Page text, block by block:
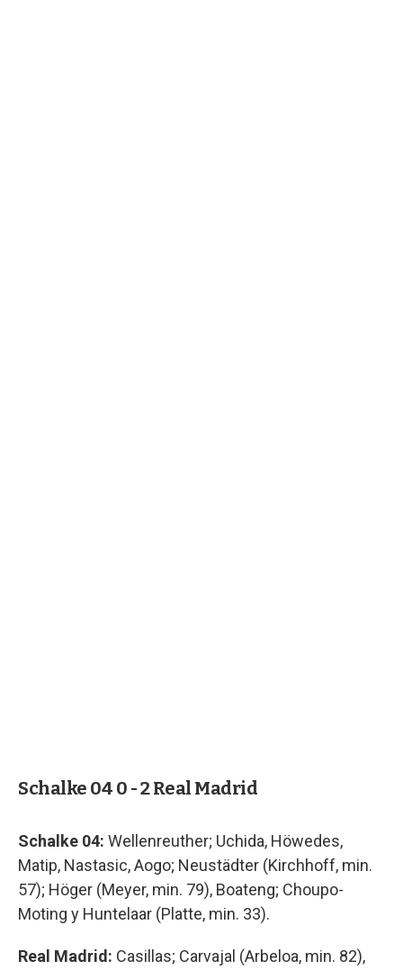
Schalke 04 0 - 2 Real Madrid
Schalke 04: Wellenreuther; Uchida, Höwedes,
Matip, Nastasic, Aogo; Neustädter (Kirchhoff, min.
57); Höger (Meyer, min. 79), Boateng; Choupo-
Moting y Huntelaar (Platte, min. 33).
Real Madrid: Casillas; Carvajal (Arbeloa, min. 82),